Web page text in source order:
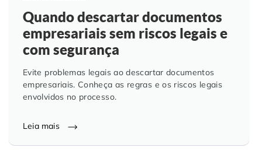
Transformação Digital
Gestão do Departamento Pessoal
Controle e Organização de Documentos Físicos
Guarda de Documentos
Quando descartar documentos
empresariais sem riscos legais e
com segurança
Evite problemas legais ao descartar documentos
empresariais. Conheça as regras e os riscos legais
envolvidos no processo.
Leia mais